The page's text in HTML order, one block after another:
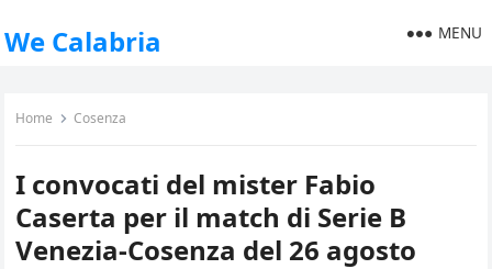
We Calabria MENU
Home Cosenza
I convocati del mister Fabio
Caserta per il match di Serie B
Venezia-Cosenza del 26 agosto